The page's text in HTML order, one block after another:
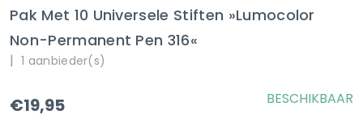
Pak Met 10 Universele Stiften »Lumocolor
Non-Permanent Pen 316«
| 1 aanbieder(s)
€19,95 BESCHIKBAAR